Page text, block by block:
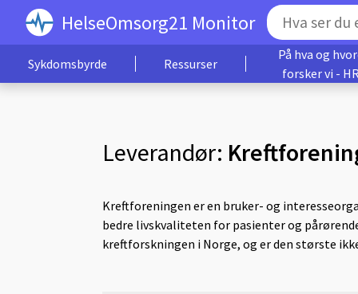
HelseOmsorg21 Monitor
Sykdomsbyrde Ressurser
På hva og
forsker vi -
Leverandør:
Kreftforeningen er en bruker- og
bedre livskvaliteten for pasienter og
kreftforskningen i Norge, og er den største